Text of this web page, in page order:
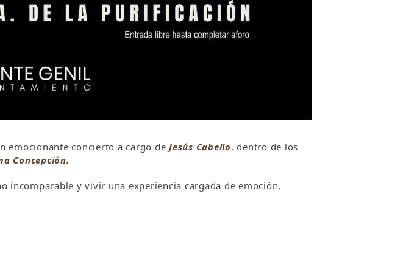
emocionante concierto a cargo de Jesús Cabello, dentro de los
Concepción.
incomparable y vivir una experiencia cargada de emoción,